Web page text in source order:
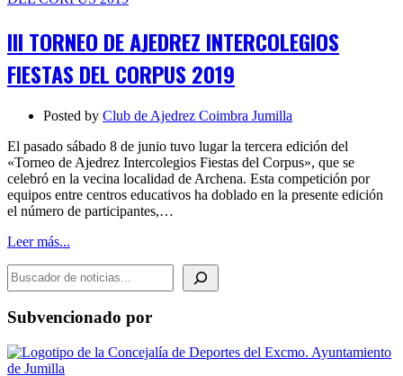
INTERCOLEGIOS
DEL
2019
III TORNEO DE AJEDREZ INTERCOLEGIOS
FIESTAS DEL CORPUS 2019
Posted by Club de Ajedrez Coimbra Jumilla
El pasado sábado 8 de junio tuvo lugar la tercera edición del
«Torneo de Ajedrez Intercolegios Fiestas del Corpus», que se
celebró en la vecina localidad de Archena. Esta competición por
equipos entre centros educativos ha doblado en la presente edición
el número de participantes,…
Leer más...
BUSCADOR DE NOTICIAS
Subvencionado por